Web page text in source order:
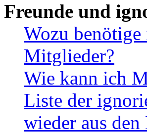
Freunde und
Wozu
Mitglieder?
Wie kann ich
Liste der
wieder aus